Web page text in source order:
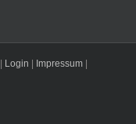
Login Impressum